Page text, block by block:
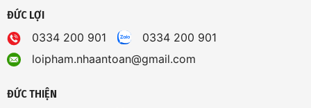
ĐỨC LỢI
0334 200 901
0334 200 901
loipham.nhaantoan@gmail.com
ĐỨC THIỆN